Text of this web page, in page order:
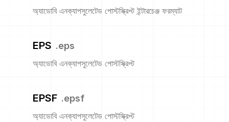
অ্যাডোবি এনক্যাপসুলেটেড পোস্টস্ক্রিপ্ট ইন্টারচেঞ্জ ফরম্যাট
EPS .eps
অ্যাডোবি এনক্যাপসুলেটেড পোস্টস্ক্রিপ্ট
EPSF .epsf
অ্যাডোবি এনক্যাপসুলেটেড পোস্টস্ক্রিপ্ট